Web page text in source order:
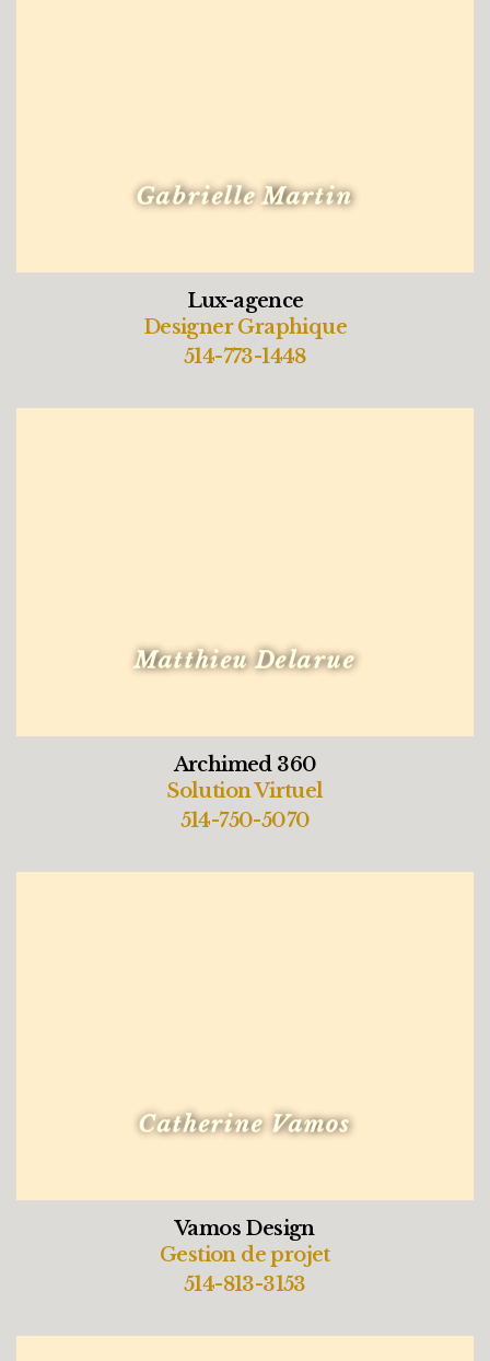
Gabrielle Martin
Lux-agence
Designer Graphique
514-773-1448
Matthieu Delarue
Archimed 360
Solution Virtuel
514-750-5070
Catherine Vamos
Vamos Design
Gestion de projet
514-813-3153